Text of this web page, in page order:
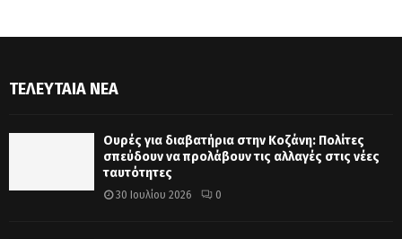
ΤΕΛΕΥΤΑΊΑ ΝΈΑ
Ουρές για διαβατήρια στην Κοζάνη: Πολίτες
σπεύδουν να προλάβουν τις αλλαγές στις νέες
ταυτότητες
30 Ιουλίου 2026 0